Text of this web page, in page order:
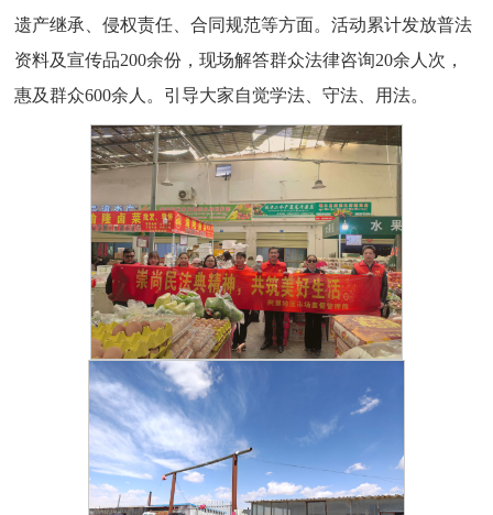
遗产继承、侵权责任、合同规范等方面。活动累计发放普法
资料及宣传品200余份，现场解答群众法律咨询20余人次，
惠及群众600余人。引导大家自觉学法、守法、用法。